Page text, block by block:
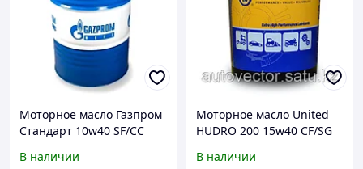
Моторное масло Газпром
Стандарт 10w40 SF/CC
В наличии
Моторное масло United
HUDRO 200 15w40 CF/SG
В наличии